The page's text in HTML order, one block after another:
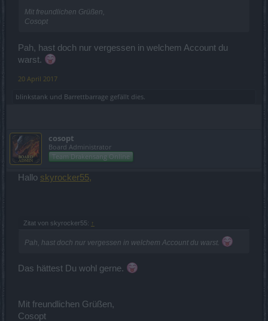
Mit freundlichen Grüßen,
Cosopt
Pah, hast doch nur vergessen in welchem Account du
warst.
20 April 2017
blinkstank und Barrettbarrage gefällt dies.
cosopt
Board Administrator
Team Drakensang Online
Hallo skyrocker55,
Zitat von skyrocker55: ↑
Pah, hast doch nur vergessen in welchem Account du warst.
Das hättest Du wohl gerne.
Mit freundlichen Grüßen,
Cosopt